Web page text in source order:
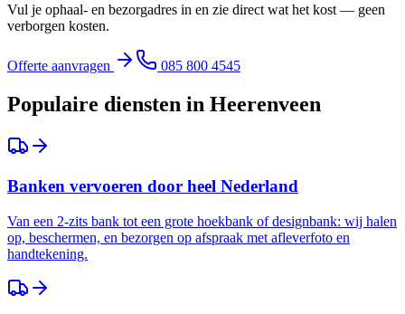
Vul je ophaal- en bezorgadres in en zie direct wat het kost — geen
verborgen kosten.
Offerte aanvragen 085 800 4545
Populaire diensten in Heerenveen
Banken vervoeren door heel Nederland
Van een 2-zits bank tot een grote hoekbank of designbank: wij halen
op, beschermen, en bezorgen op afspraak met afleverfoto en
handtekening.